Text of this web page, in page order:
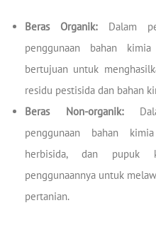
Beras Organik:Dalam
penggunaan bahan
bertujuan untuk
residu pestisida dan bahan
Beras Non-organik:
penggunaan bahan
herbisida, dan pupuk
penggunaannya untuk
pertanian.